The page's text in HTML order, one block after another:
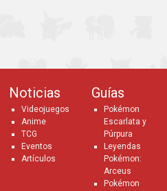
Noticias
Videojuegos
Anime
TCG
Eventos
Artículos
Guías
Pokémon
Escarlata y
Púrpura
Leyendas
Pokémon:
Arceus
Pokémon